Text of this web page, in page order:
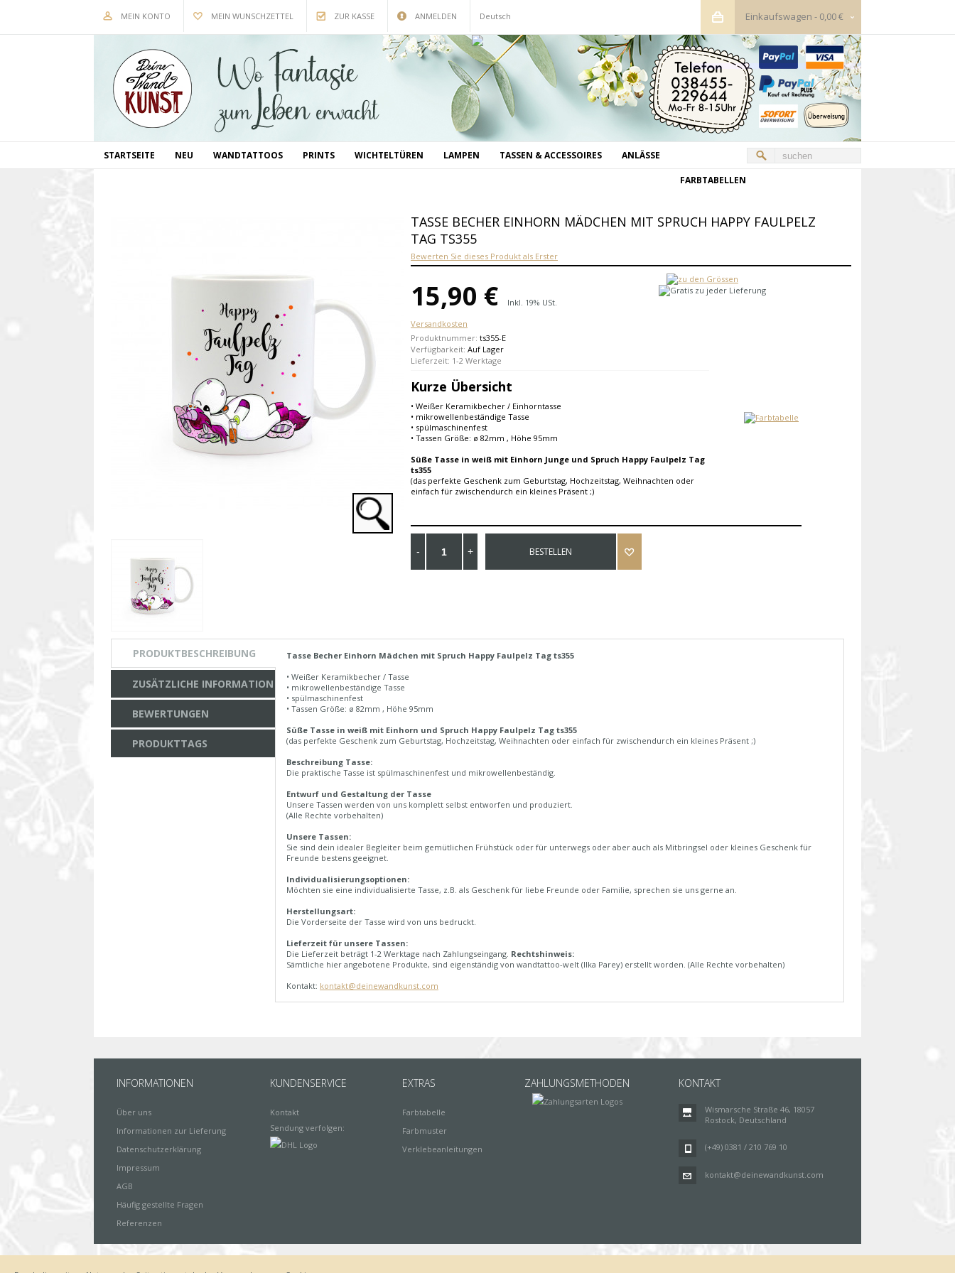
MEIN KONTO MEIN WUNSCHZETTEL ZUR KASSE ANMELDEN Deutsch Einkaufswagen - 0,00 €
STARTSEITE NEU WANDTATTOOS PRINTS WICHTELTÜREN LAMPEN TASSEN & ACCESSOIRES ANLÄSSE
FARBTABELLEN
TASSE BECHER EINHORN MÄDCHEN MIT SPRUCH HAPPY FAULPELZ
TAG TS355
Bewerten Sie dieses Produkt als Erster
15,90 €
Inkl. 19% USt.
Versandkosten
Produktnummer: ts355-E
Verfügbarkeit: Auf Lager
Lieferzeit: 1-2 Werktage
Kurze Übersicht
• Weißer Keramikbecher / Einhorntasse
• mikrowellenbeständige Tasse
• spülmaschinenfest
• Tassen Größe: ø 82mm , Höhe 95mm
Süße Tasse in weiß mit Einhorn Junge und Spruch Happy Faulpelz Tag
ts355
(das perfekte Geschenk zum Geburtstag, Hochzeitstag, Weihnachten oder
einfach für zwischendurch ein kleines Präsent ;)
BESTELLEN
PRODUKTBESCHREIBUNG
ZUSÄTZLICHE INFORMATION
BEWERTUNGEN
PRODUKTTAGS
Tasse Becher Einhorn Mädchen mit Spruch Happy Faulpelz Tag ts355
• Weißer Keramikbecher / Tasse
• mikrowellenbeständige Tasse
• spülmaschinenfest
• Tassen Größe: ø 82mm , Höhe 95mm
Süße Tasse in weiß mit Einhorn und Spruch Happy Faulpelz Tag ts355
(das perfekte Geschenk zum Geburtstag, Hochzeitstag, Weihnachten oder einfach für zwischendurch ein kleines Präsent ;)
Beschreibung Tasse:
Die praktische Tasse ist spülmaschinenfest und mikrowellenbeständig.
Entwurf und Gestaltung der Tasse
Unsere Tassen werden von uns komplett selbst entworfen und produziert.
(Alle Rechte vorbehalten)
Unsere Tassen:
Sie sind dein idealer Begleiter beim gemütlichen Frühstück oder für unterwegs oder aber auch als Mitbringsel oder kleines Geschenk für
Freunde bestens geeignet.
Individualisierungsoptionen:
Möchten sie eine individualisierte Tasse, z.B. als Geschenk für liebe Freunde oder Familie, sprechen sie uns gerne an.
Herstellungsart:
Die Vorderseite der Tasse wird von uns bedruckt.
Lieferzeit für unsere Tassen:
Die Lieferzeit beträgt 1-2 Werktage nach Zahlungseingang. Rechtshinweis:
Sämtliche hier angebotene Produkte, sind eigenständig von wandtattoo-welt (Ilka Parey) erstellt worden. (Alle Rechte vorbehalten)
Kontakt: kontakt@deinewandkunst.com
INFORMATIONEN
Über uns
Informationen zur Lieferung
Datenschutzerklärung
Impressum
AGB
Häufig gestellte Fragen
Referenzen
KUNDENSERVICE
Kontakt
Sendung verfolgen:
EXTRAS
Farbtabelle
Farbmuster
Verklebeanleitungen
ZAHLUNGSMETHODEN KONTAKT
Wismarsche Straße 46, 18057
Rostock, Deutschland
(+49) 0381 / 210 769 10
kontakt@deinewandkunst.com